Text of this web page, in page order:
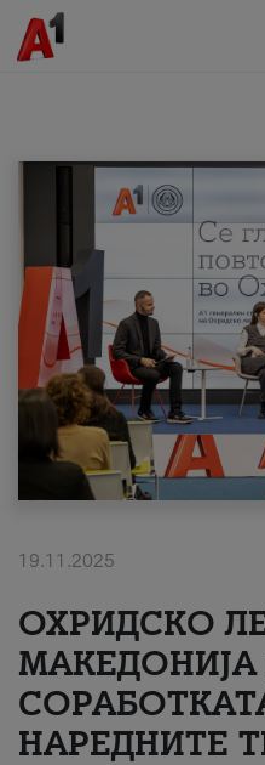
МК SQ
Приватни
Поддршка
Надополни кредит
#ПодобарОнлајн
19.11.2025
ОХРИДСКО
МАКЕДОНИЈА
НАРЕДНИТЕ